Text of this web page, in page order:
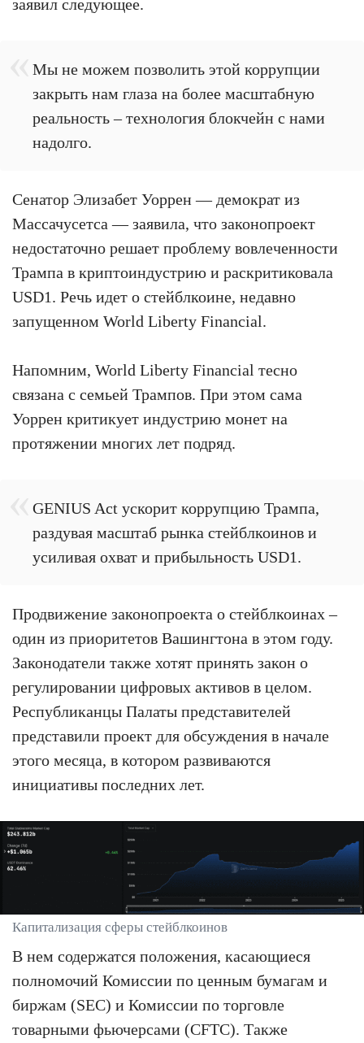
заявил следующее.
Мы не можем позволить этой коррупции
закрыть нам глаза на более масштабную
реальность – технология блокчейн с нами
надолго.
Сенатор Элизабет Уоррен — демократ из
Массачусетса — заявила, что законопроект
недостаточно решает проблему вовлеченности
Трампа в криптоиндустрию и раскритиковала
USD1. Речь идет о стейблкоине, недавно
запущенном World Liberty Financial.
Напомним, World Liberty Financial тесно
связана с семьей Трампов. При этом сама
Уоррен критикует индустрию монет на
протяжении многих лет подряд.
GENIUS Act ускорит коррупцию Трампа,
раздувая масштаб рынка стейблкоинов и
усиливая охват и прибыльность USD1.
Продвижение законопроекта о стейблкоинах –
один из приоритетов Вашингтона в этом году.
Законодатели также хотят принять закон о
регулировании цифровых активов в целом.
Республиканцы Палаты представителей
представили проект для обсуждения в начале
этого месяца, в котором развиваются
инициативы последних лет.
Капитализация сферы стейблкоинов
В нем содержатся положения, касающиеся
полномочий Комиссии по ценным бумагам и
биржам (SEC) и Комиссии по торговле
товарными фьючерсами (CFTC). Также